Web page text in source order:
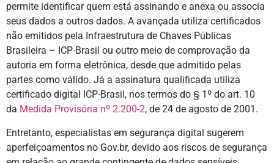
permite identificar quem está assinando e anexa ou associa
seus dados a outros dados. A avançada utiliza certificados
não emitidos pela Infraestrutura de Chaves Públicas
Brasileira – ICP-Brasil ou outro meio de comprovação da
autoria em forma eletrônica, desde que admitido pelas
partes como válido. Já a assinatura qualificada utiliza
certificado digital ICP-Brasil, nos termos do § 1º do art. 10
da Medida Provisória nº 2.200-2, de 24 de agosto de 2001.
Entretanto, especialistas em segurança digital sugerem
aperfeiçoamentos no Gov.br, devido aos riscos de segurança